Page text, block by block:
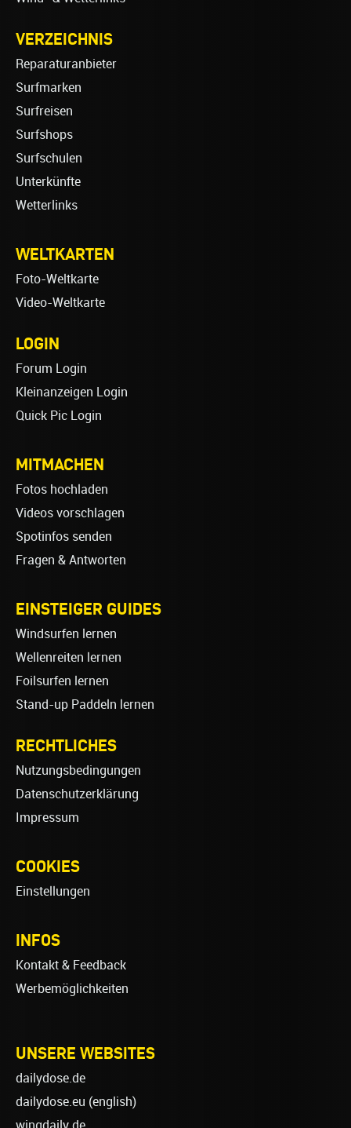
VERZEICHNIS
Reparaturanbieter
Surfmarken
Surfreisen
Surfshops
Surfschulen
Unterkünfte
Wetterlinks
WELTKARTEN
Foto-Weltkarte
Video-Weltkarte
LOGIN
Forum Login
Kleinanzeigen Login
Quick Pic Login
MITMACHEN
Fotos hochladen
Videos vorschlagen
Spotinfos senden
Fragen & Antworten
EINSTEIGER GUIDES
Windsurfen lernen
Wellenreiten lernen
Foilsurfen lernen
Stand-up Paddeln lernen
RECHTLICHES
Nutzungsbedingungen
Datenschutzerklärung
Impressum
COOKIES
Einstellungen
INFOS
Kontakt & Feedback
Werbemöglichkeiten
UNSERE WEBSITES
dailydose.de
dailydose.eu (english)